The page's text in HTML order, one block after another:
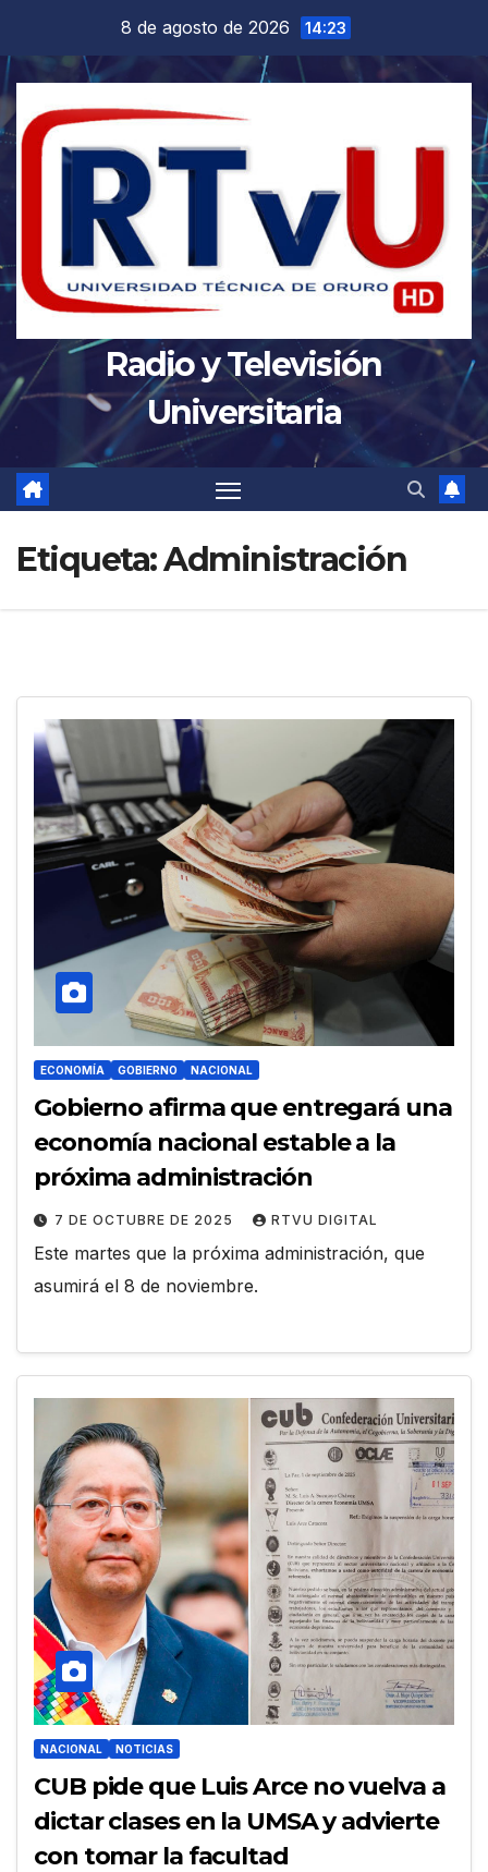
contenido
8 de agosto de 2026 14:23
Radio y Televisión
Universitaria
Etiqueta:Administración
ECONOMÍA GOBIERNO NACIONAL
Gobierno afirma que entregará una
economía nacional estable a la
próxima administración
7 DE OCTUBRE DE 2025 RTVU DIGITAL
Este martes que la próxima administración, que
asumirá el 8 de noviembre.
NACIONAL NOTICIAS
CUB pide que Luis Arce no vuelva a
dictar clases en la UMSA y advierte
con tomar la facultad